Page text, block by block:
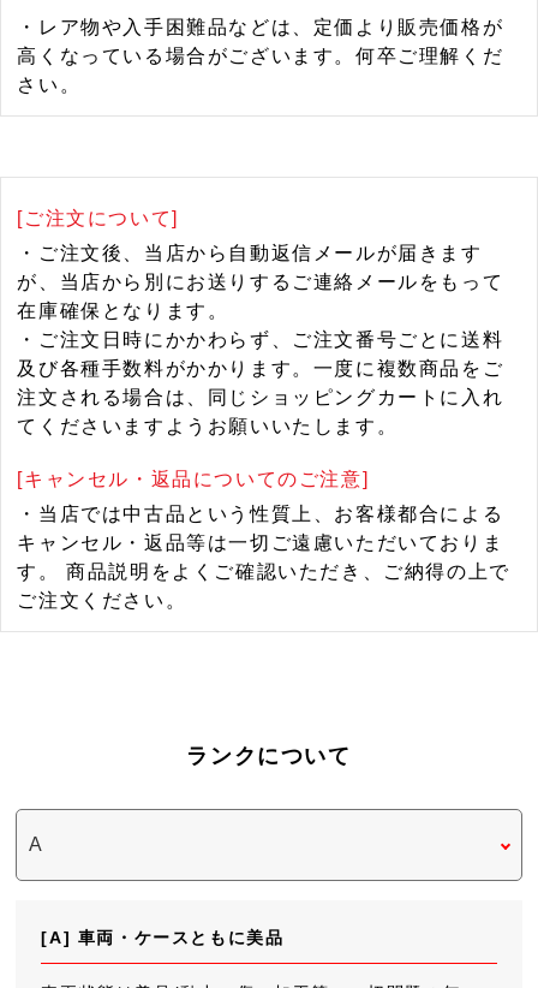
・レア物や入手困難品などは、定価より販売価格が
高くなっている場合がございます。何卒ご理解くだ
さい。
[ご注文について]
・ご注文後、当店から自動返信メールが届きます
が、当店から別にお送りするご連絡メールをもって
在庫確保となります。
・ご注文日時にかかわらず、ご注文番号ごとに送料
及び各種手数料がかかります。一度に複数商品をご
注文される場合は、同じショッピングカートに入れ
てくださいますようお願いいたします。
[キャンセル・返品についてのご注意]
・当店では中古品という性質上、お客様都合による
キャンセル・返品等は一切ご遠慮いただいておりま
す。 商品説明をよくご確認いただき、ご納得の上で
ご注文ください。
ランクについて
[A] 車両・ケースともに美品